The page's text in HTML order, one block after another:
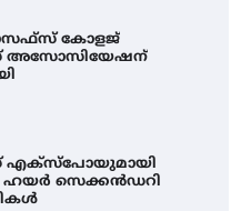
കോളജ്
അസോസിയേഷന്
എക്സ്പോയുമായി
സെക്കൻഡറി